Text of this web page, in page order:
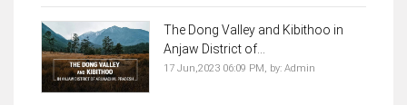
The Dong Valley and Kibithoo in
Anjaw District of...
17 Jun,2023 06:09 PM, by: Admin